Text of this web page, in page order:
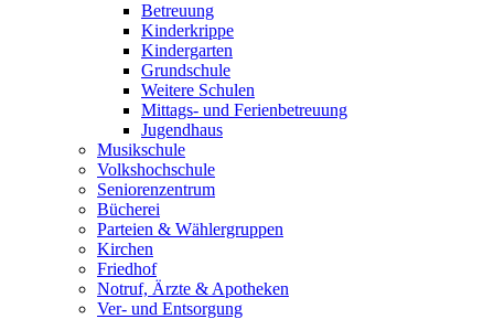
Betreuung
Kinderkrippe
Kindergarten
Grundschule
Weitere Schulen
Mittags- und Ferienbetreuung
Jugendhaus
Musikschule
Volkshochschule
Seniorenzentrum
Bücherei
Parteien & Wählergruppen
Kirchen
Friedhof
Notruf, Ärzte & Apotheken
Ver- und Entsorgung